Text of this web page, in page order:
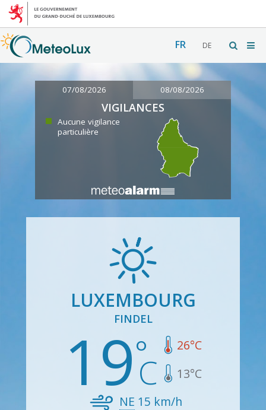
FR DE
07/08/2026 08/08/2026
VIGILANCES
Aucune vigilance
particulière
LUXEMBOURG
FINDEL
19 26°C
13°C
NE 15 km/h